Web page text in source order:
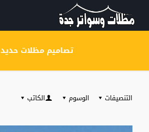
تصاميم مظلات حديد
التنصيفات الوسوم الكاتب